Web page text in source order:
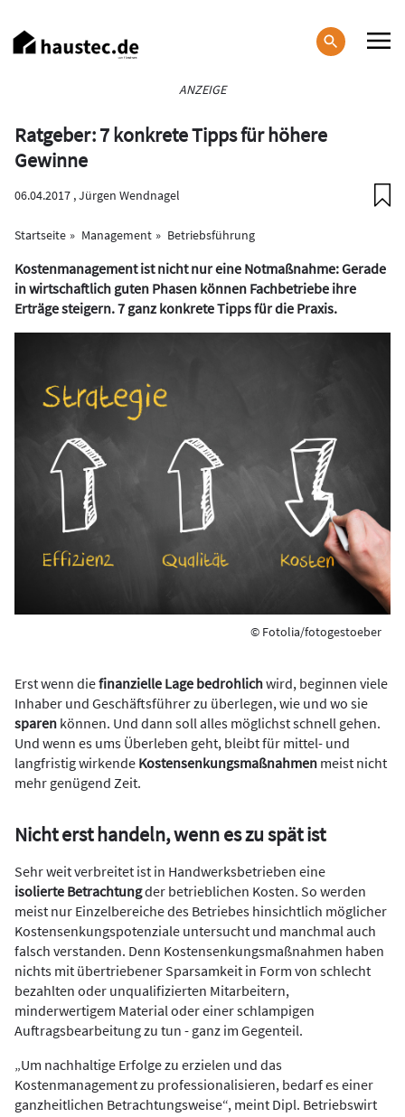
zum
Inhalt
ANZEIGE
Ratgeber: 7 konkrete Tipps für höhere
Gewinne
06.04.2017 ,Jürgen Wendnagel
Startseite Management Betriebsführung
Kostenmanagement ist nicht nur eine Notmaßnahme: Gerade
in wirtschaftlich guten Phasen können Fachbetriebe ihre
Erträge steigern. 7 ganz konkrete Tipps für die Praxis.
© Fotolia/fotogestoeber
Erst wenn diefinanzielle Lage bedrohlichwird, beginnen viele
Inhaber und Geschäftsführer zu überlegen, wie und wo sie
sparen können. Und dann soll alles möglichst schnell gehen.
Und wenn es ums Überleben geht, bleibt für mittel- und
langfristig wirkende Kostensenkungsmaßnahmen meist nicht
mehr genügend Zeit.
Nicht erst handeln, wenn es zu spät ist
Sehr weit verbreitet ist in Handwerksbetrieben eine
isolierte Betrachtungder betrieblichen Kosten. So werden
meist nur Einzelbereiche des Betriebes hinsichtlich möglicher
Kostensenkungspotenziale untersucht und manchmal auch
falsch verstanden. Denn Kostensenkungsmaßnahmen haben
nichts mit übertriebener Sparsamkeit in Form von schlecht
bezahlten oder unqualifizierten Mitarbeitern,
minderwertigem Material oder einer schlampigen
Auftragsbearbeitung zu tun - ganz im Gegenteil.
„Um nachhaltige Erfolge zu erzielen und das
Kostenmanagement zu professionalisieren, bedarf es einer
ganzheitlichen Betrachtungsweise“, meint Dipl. Betriebswirt